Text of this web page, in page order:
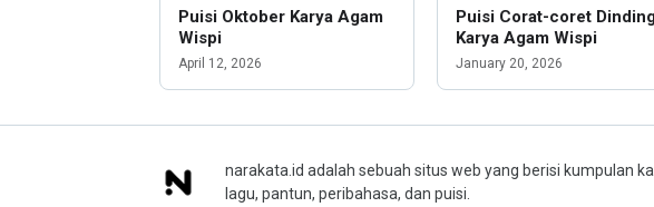
Puisi Oktober Karya Agam
Wispi
April 12, 2026
Puisi Corat-coret
Karya Agam Wispi
January 20, 2026
narakata.id adalah sebuah situs web yang berisi kumpulan
lagu, pantun, peribahasa, dan puisi.